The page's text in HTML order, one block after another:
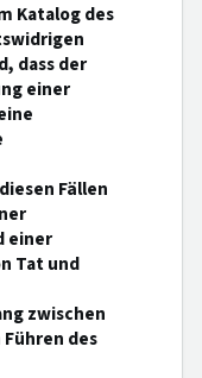
Katalog des
dass der
einer
Fällen
einer
Tat und
zwischen
des